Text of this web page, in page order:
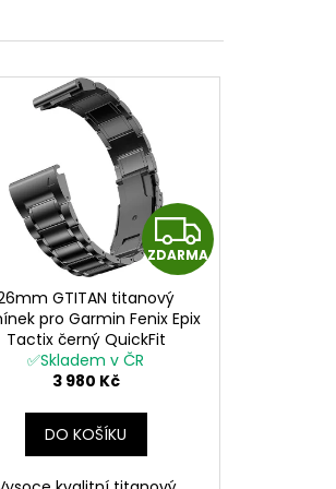
Z
D
A
ZDARMA
GTITAN titanový
pro Garmin Fenix Epix
Tactix černý QuickFit
✅Skladem v ČR
3 980 Kč
DO KOŠÍKU